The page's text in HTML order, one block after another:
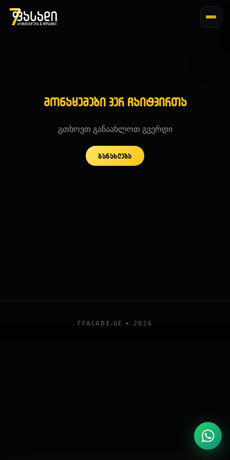
მონაცემები ვერ ჩაიტვირთა
გთხოვთ განაახლოთ გვერდი
განახლება
7FACADE.GE • 2026